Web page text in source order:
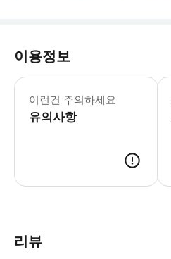
이용정보
이런건 주의하세요
유의사항
리뷰